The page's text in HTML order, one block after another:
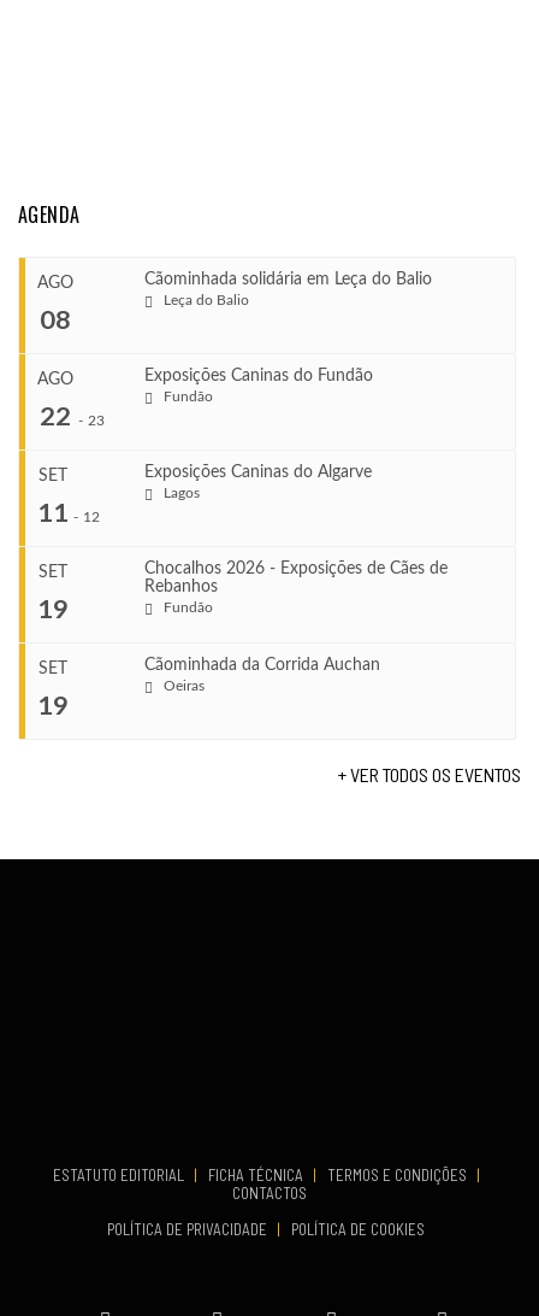
AGENDA
AGO
08
Cãominhada solidária em Leça do Balio
Leça do Balio
COMEÇA
Ago 8, 2026
TERMINA
Ago 8, 2026
Leça do Balio
AGO
22 - 23
Exposições Caninas do Fundão
Fundão
Ago 22, 2026
Ago 23, 2026
VENUE
SET
11 - 12
Exposições Caninas do Algarve
Lagos
Set 11, 2026
SET
19
Chocalhos 2026 - Exposições de Cães de
Rebanhos
Fundão
SET
19
Cãominhada da Corrida Auchan
Oeiras
COMEÇA
+ VER TODOS OS EVENTOS
ESTATUTO EDITORIAL | FICHA TÉCNICA | TERMOS E CONDIÇÕES
|
CONTACTOS
POLÍTICA DE PRIVACIDADE
| POLÍTICA DE COOKIES